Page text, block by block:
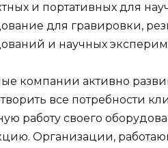
и портативных для
для гравировки,
и научных
компании активно
все потребности
работу своего
Организации,